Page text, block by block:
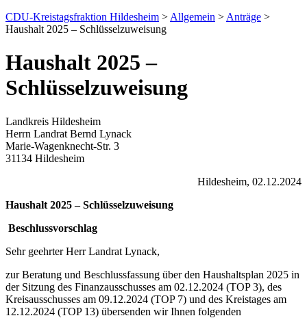
CDU-Kreistagsfraktion Hildesheim > Allgemein > Anträge >
Haushalt 2025 – Schlüsselzuweisung
Haushalt 2025 –
Schlüsselzuweisung
Landkreis Hildesheim
Herrn Landrat Bernd Lynack
Marie-Wagenknecht-Str. 3
31134 Hildesheim
Hildesheim, 02.12.2024
Haushalt 2025 – Schlüsselzuweisung
Beschlussvorschlag
Sehr geehrter Herr Landrat Lynack,
zur Beratung und Beschlussfassung über den Haushaltsplan 2025 in
der Sitzung des Finanzausschusses am 02.12.2024 (TOP 3), des
Kreisausschusses am 09.12.2024 (TOP 7) und des Kreistages am
12.12.2024 (TOP 13) übersenden wir Ihnen folgenden